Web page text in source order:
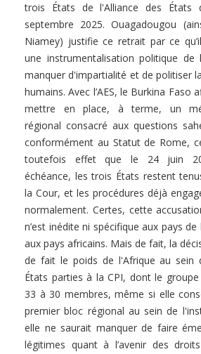
trois États de l'Alliance des États
septembre 2025. Ouagadougou
Niamey) justifie ce retrait par ce
une instrumentalisation politique de
manquer d'impartialité et de politiser
humains. Avec l’AES, le Burkina Faso
mettre en place, à terme, un
régional consacré aux questions
conformément au Statut de Rome,
toutefois effet que le 24 juin
échéance, les trois États restent
la Cour, et les procédures déjà
normalement. Certes, cette
n’est inédite ni spécifique aux pays de
aux pays africains. Mais de fait, la
de fait le poids de l'Afrique au sein
États parties à la CPI, dont le
33 à 30 membres, même si elle
premier bloc régional au sein de
elle ne saurait manquer de faire
légitimes quant à l’avenir des